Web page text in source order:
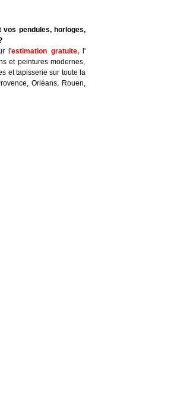
pendules, horloges,
l'estimation gratuite,
l'
et peintures modernes,
et tapisserie sur toute la
Orléans, Rouen,